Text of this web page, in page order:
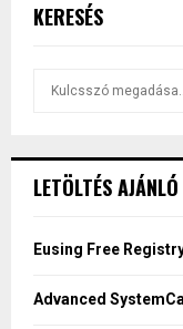
KERESÉS
h
o
LETÖLTÉS AJÁNLÓ
Eusing Free
Advanced